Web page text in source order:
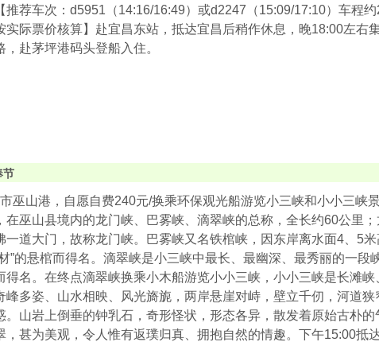
推荐车次：d5951（14:16/16:49）或d2247（15:09/17:10）车程
实际票价核算】赴宜昌东站，抵达宜昌后稍作休息，晚18:00左右
赴茅坪港码头登船入住。
节
巫山港，自愿自费240元/换乘环保观光船游览小三峡和小小三峡
在巫山县境内的龙门峡、巴雾峡、滴翠峡的总称，全长约60公里；
一道大门，故称龙门峡。巴雾峡又名铁棺峡，因东岸离水面4、5
”的悬棺而得名。滴翠峡是小三峡中最长、最幽深、最秀丽的一段
得名。在终点滴翠峡换乘小木船游览小小三峡，小小三峡是长滩峡
峰多姿、山水相映、风光旖旎，两岸悬崖对峙，壁立千仞，河道狭
。山岩上倒垂的钟乳石，奇形怪状，形态各异，散发着原始古朴
，甚为美观，令人惟有返璞归真、拥抱自然的情趣。下午15:00抵